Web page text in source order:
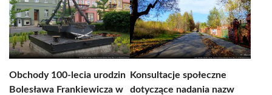
Obchody 100-lecia urodzin
Bolesława Frankiewicza w
Konsultacje społeczne
dotyczące nadania nazw